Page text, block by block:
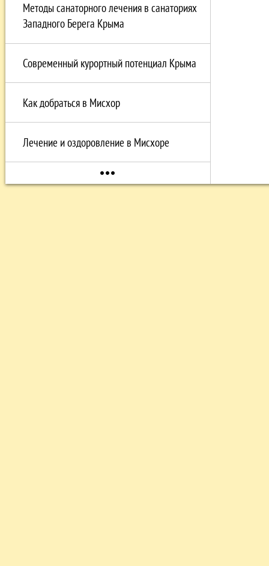
Методы санаторного лечения в санаториях
Западного Берега Крыма
Современный курортный потенциал Крыма
Как добраться в Мисхор
Лечение и оздоровление в Мисхоре
more_horiz